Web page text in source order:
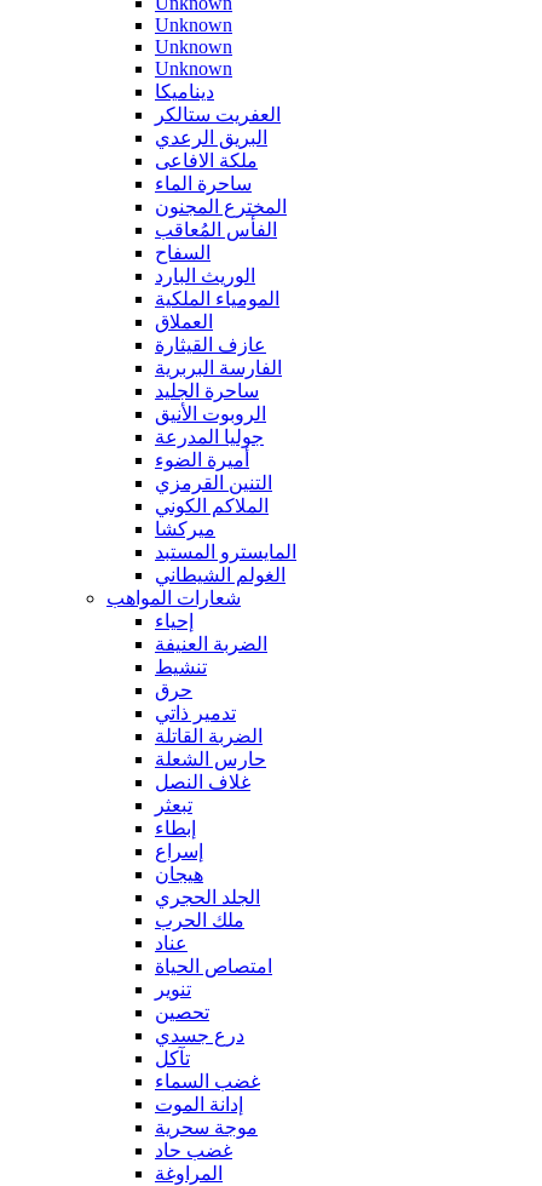
Unknown
Unknown
Unknown
ديناميكا
العفريت ستالكر
البريق الرعدي
ملكة الافاعى
ساحرة الماء
المخترع المجنون
الفأس المُعاقب
السفاح
الوريث البارد
المومياء الملكية
العملاق
عازف القيثارة
الفارسة البربرية
ساحرة الجليد
الروبوت الأنيق
جوليا المدرعة
أميرة الضوء
التنين القرمزي
الملاكم الكوني
ميركشا
المايسترو المستبد
الغولم الشيطاني
شعارات المواهب
إحياء
الضربة العنيفة
تنشيط
حرق
تدمير ذاتي
الضربة القاتلة
حارس الشعلة
غلاف النصل
تبعثر
إبطاء
إسراع
هيجان
الجلد الحجري
ملك الحرب
عناد
امتصاص الحياة
تنوير
تحصين
درع جسدي
تآكل
غضب السماء
إدانة الموت
موجة سحرية
غضب حاد
المراوغة